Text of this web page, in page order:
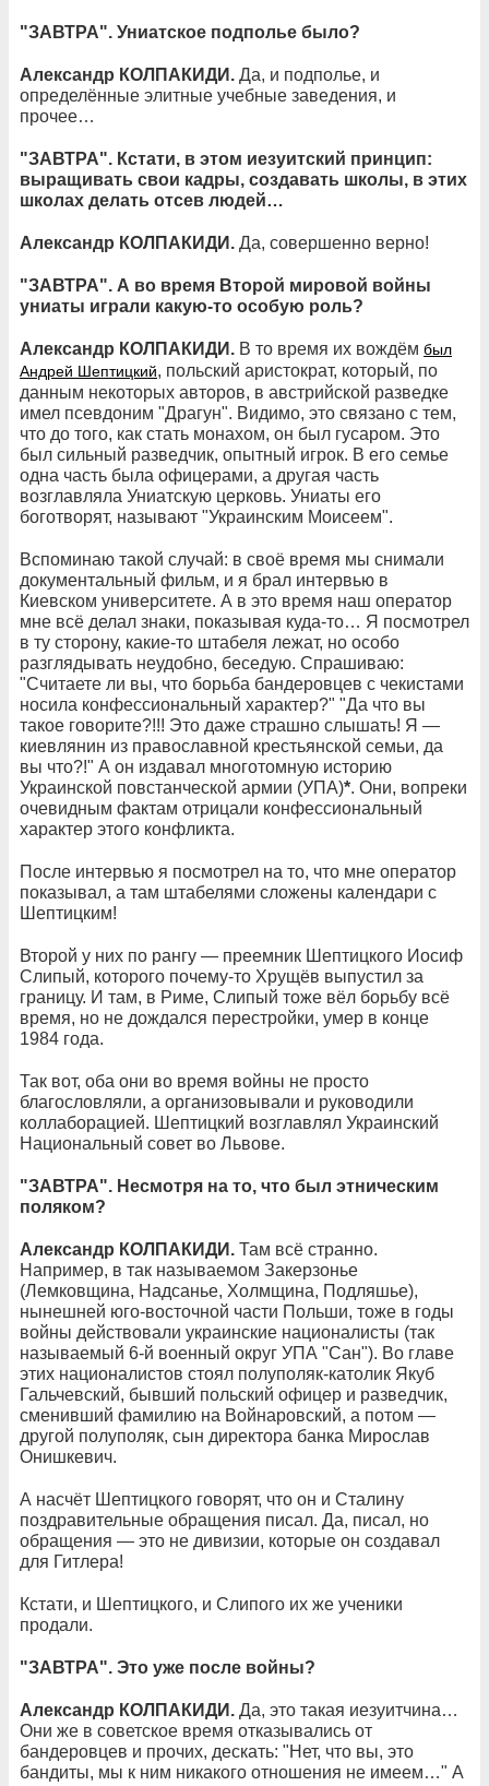
"ЗАВТРА". Униатское подполье было?
Александр КОЛПАКИДИ. Да, и подполье, и
определённые элитные учебные заведения, и
прочее…
"ЗАВТРА". Кстати, в этом иезуитский принцип:
выращивать свои кадры, создавать школы, в этих
школах делать отсев людей…
Александр КОЛПАКИДИ. Да, совершенно верно!
"ЗАВТРА". А во время Второй мировой войны
униаты играли какую-то особую роль?
Александр КОЛПАКИДИ. В то время их вождём был
Андрей Шептицкий, польский аристократ, который, по
данным некоторых авторов, в австрийской разведке
имел псевдоним "Драгун". Видимо, это связано с тем,
что до того, как стать монахом, он был гусаром. Это
был сильный разведчик, опытный игрок. В его семье
одна часть была офицерами, а другая часть
возглавляла Униатскую церковь. Униаты его
боготворят, называют "Украинским Моисеем".
Вспоминаю такой случай: в своё время мы снимали
документальный фильм, и я брал интервью в
Киевском университете. А в это время наш оператор
мне всё делал знаки, показывая куда-то… Я посмотрел
в ту сторону, какие-то штабеля лежат, но особо
разглядывать неудобно, беседую. Спрашиваю:
"Считаете ли вы, что борьба бандеровцев с чекистами
носила конфессиональный характер?" "Да что вы
такое говорите?!!! Это даже страшно слышать! Я —
киевлянин из православной крестьянской семьи, да
вы что?!" А он издавал многотомную историю
Украинской повстанческой армии (УПА)*. Они, вопреки
очевидным фактам отрицали конфессиональный
характер этого конфликта.
После интервью я посмотрел на то, что мне оператор
показывал, а там штабелями сложены календари с
Шептицким!
Второй у них по рангу — преемник Шептицкого Иосиф
Слипый, которого почему-то Хрущёв выпустил за
границу. И там, в Риме, Слипый тоже вёл борьбу всё
время, но не дождался перестройки, умер в конце
1984 года.
Так вот, оба они во время войны не просто
благословляли, а организовывали и руководили
коллаборацией. Шептицкий возглавлял Украинский
Национальный совет во Львове.
"ЗАВТРА". Несмотря на то, что был этническим
поляком?
Александр КОЛПАКИДИ. Там всё странно.
Например, в так называемом Закерзонье
(Лемковщина, Надсанье, Холмщина, Подляшье),
нынешней юго-восточной части Польши, тоже в годы
войны действовали украинские националисты (так
называемый 6-й военный округ УПА "Сан"). Во главе
этих националистов стоял полуполяк-католик Якуб
Гальчевский, бывший польский офицер и разведчик,
сменивший фамилию на Войнаровский, а потом —
другой полуполяк, сын директора банка Мирослав
Онишкевич.
А насчёт Шептицкого говорят, что он и Сталину
поздравительные обращения писал. Да, писал, но
обращения — это не дивизии, которые он создавал
для Гитлера!
Кстати, и Шептицкого, и Слипого их же ученики
продали.
"ЗАВТРА". Это уже после войны?
Александр КОЛПАКИДИ. Да, это такая иезуитчина…
Они же в советское время отказывались от
бандеровцев и прочих, дескать: "Нет, что вы, это
бандиты, мы к ним никакого отношения не имеем…" А